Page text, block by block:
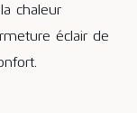
chaleur
éclair de